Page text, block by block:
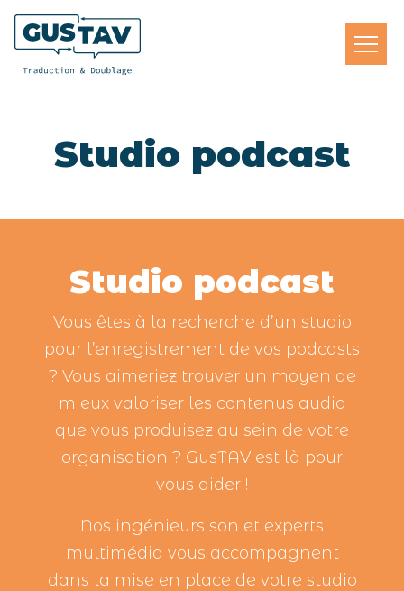
Studio podcast
Studio podcast
Vous êtes à la recherche d’un studio
pour l’enregistrement de vos podcasts
? Vous aimeriez trouver un moyen de
mieux valoriser les contenus audio
que vous produisez au sein de votre
organisation ? GusTAV est là pour
vous aider !
Nos ingénieurs son et experts
multimédia vous accompagnent
dans la mise en place de votre studio